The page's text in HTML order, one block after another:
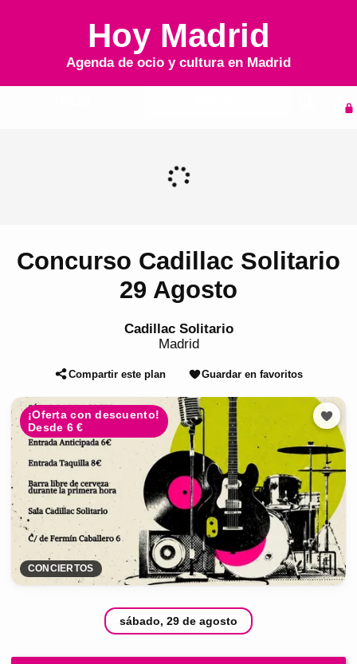
Hoy Madrid
Agenda de ocio y cultura en Madrid
Concurso Cadillac Solitario
29 Agosto
Cadillac Solitario
Madrid
Compartir este plan Guardar en favoritos
¡Oferta con descuento!
Desde 6 €
CONCIERTOS
sábado, 29 de agosto